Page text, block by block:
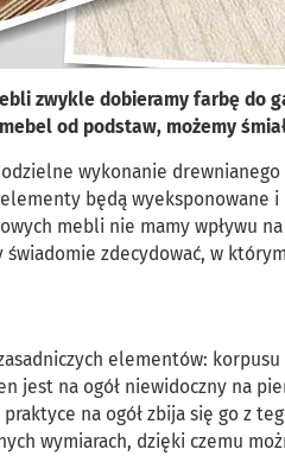
zwykle dobieramy farbę do
od podstaw, możemy
wykonanie
będą wyeksponowane
mebli nie mamy wpływu
zdecydować, w
elementów:
jest na ogół niewidoczny na
na ogół zbija się go z
wymiarach, dzięki czemu